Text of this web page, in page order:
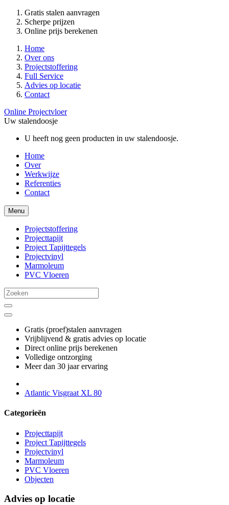
Gratis stalen aanvragen
Scherpe prijzen
Online prijs berekenen
Home
Over ons
Projectstoffering
Full Service
Advies op locatie
Contact
Online Projectvloer
Uw stalendoosje
U heeft nog geen producten in uw stalendoosje.
Home
Over
Werkwijze
Referenties
Contact
Menu
Projectstoffering
Projecttapijt
Project Tapijttegels
Projectvinyl
Marmoleum
PVC Vloeren
Gratis (proef)stalen aanvragen
Vrijblijvend & gratis advies op locatie
Direct online prijs berekenen
Volledige ontzorging
Meer dan 30 jaar ervaring
Atlantic Visgraat XL 80
Categorieën
Projecttapijt
Project Tapijttegels
Projectvinyl
Marmoleum
PVC Vloeren
Objecten
Advies op locatie